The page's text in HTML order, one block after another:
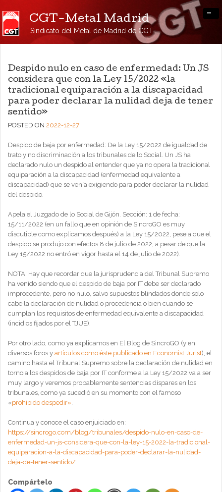
CGT-Metal Madrid
Sindicato del Metal de Madrid de CGT
-
Despido nulo en caso de enfermedad: Un JS
considera que con la Ley 15/2022 «la
tradicional equiparación a la discapacidad
para poder declarar la nulidad deja de tener
sentido»
POSTED ON 2022-12-27
Despido de baja por enfermedad: De la Ley 15/2022 de igualdad de
trato y no discriminación a los tribunales de lo Social. Un JS ha
declarado nulo un despido al entender que ya no opera la tradicional
equiparación a la discapacidad (enfermedad equivalente a
discapacidad) que se venía exigiendo para poder declarar la nulidad
del despido.
Apela el Juzgado de lo Social de Gijón. Sección: 1 de fecha:
15/11/2022 (en un fallo que en opinión de SincroGO es muy
discutible como explicamos después) a la Ley 15/2022, pese a que el
despido se produjo con efectos 8 de julio de 2022, a pesar de que la
Ley 15/2022 no entró en vigor hasta el 14 de julio de 2022).
NOTA: Hay que recordar que la jurisprudencia del Tribunal Supremo
ha venido siendo que el despido de baja por IT debe ser declarado
improcedente, pero no nulo, salvo supuestos blindados donde solo
cabe la declaración de nulidad o procedencia o bien cuando se
cumplan los requisitos de enfermedad equivalente a discapacidad
(incidios fijados por el TJUE).
Por otro lado, como ya explicamos en El Blog de SincroGO (y en
diversos foros y artículos como éste publicado en Economist Jurist), el
camino hasta el Tribunal Supremo sobre la declaración de nulidad en
torno a los despidos de baja por IT conforme a la Ley 15/2022 va a ser
muy largo y veremos probablemente sentencias dispares en los
tribunales, como ya sucedió en su momento con el famoso
«prohibido despedir».
Continua y conoce el caso enjuiciado en:
https://sincrogo.com/blog/tribunales/despido-nulo-en-caso-de-
enfermedad-un-js-considera-que-con-la-ley-15-2022-la-tradicional-
equiparacion-a-la-discapacidad-para-poder-declarar-la-nulidad-
deja-de-tener-sentido/
Compártelo